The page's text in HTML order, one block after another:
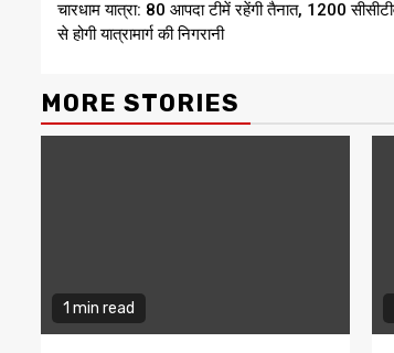
Reading
चारधाम यात्रा: 80 आपदा टीमें रहेंगी तैनात, 1200
से होगी यात्रामार्ग की निगरानी
MORE STORIES
1 min read